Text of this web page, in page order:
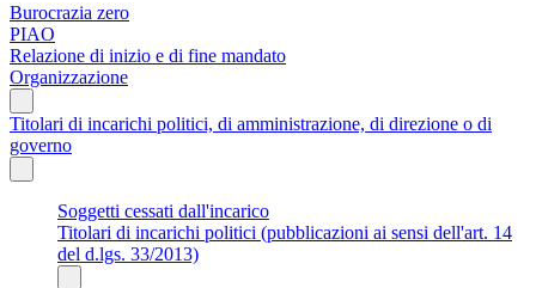
Burocrazia zero
PIAO
Relazione di inizio e di fine mandato
Organizzazione
Titolari di incarichi politici, di amministrazione, di direzione o di
governo
Soggetti cessati dall'incarico
Titolari di incarichi politici (pubblicazioni ai sensi dell'art. 14
del d.lgs. 33/2013)